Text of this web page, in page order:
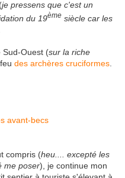
je pressens que c'est un
du 19ème siècle car les
Sud-Ouest (sur la riche
des archères cruciformes
compris (heu.... excepté les
me poser), je continue mon